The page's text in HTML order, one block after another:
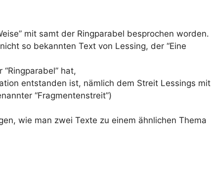
mit samt der Ringparabel besprochen worden.
so bekannten Text von Lessing, der “Eine
hat,
entstanden ist, nämlich dem Streit Lessings mit
“Fragmentenstreit”)
wie man zwei Texte zu einem ähnlichen Thema